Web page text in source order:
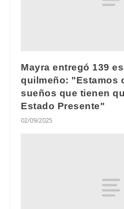
Mayra entregó 139
quilmeño: "Estamos
sueños que tienen
Estado Presente"
02/09/2025